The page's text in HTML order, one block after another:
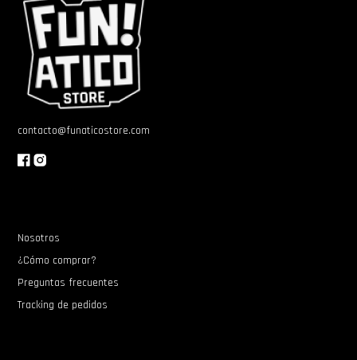
contacto@funaticostore.com
Nosotros
¿Cómo comprar?
Preguntas frecuentes
Tracking de pedidos